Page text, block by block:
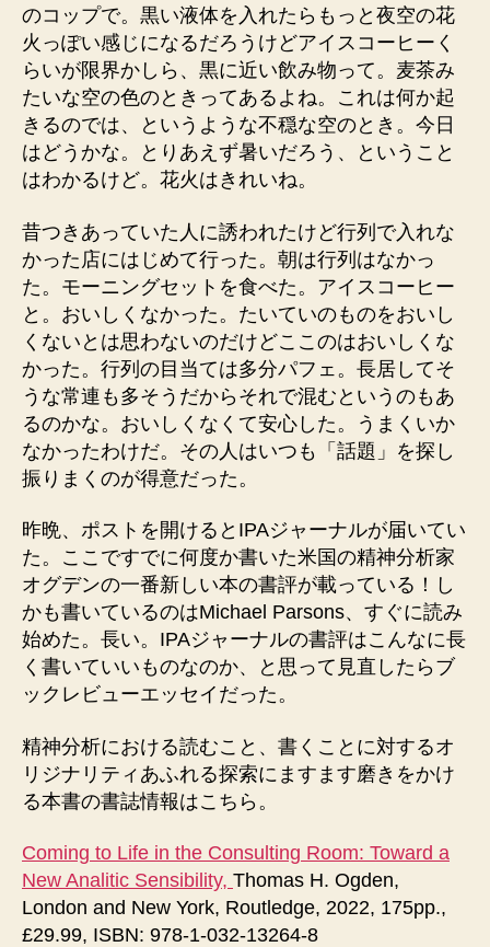
のコップで。黒い液体を入れたらもっと夜空の花
火っぽい感じになるだろうけどアイスコーヒーく
らいが限界かしら、黒に近い飲み物って。麦茶み
たいな空の色のときってあるよね。これは何か起
きるのでは、というような不穏な空のとき。今日
はどうかな。とりあえず暑いだろう、ということ
はわかるけど。花火はきれいね。
昔つきあっていた人に誘われたけど行列で入れな
かった店にはじめて行った。朝は行列はなかっ
た。モーニングセットを食べた。アイスコーヒー
と。おいしくなかった。たいていのものをおいし
くないとは思わないのだけどここのはおいしくな
かった。行列の目当ては多分パフェ。長居してそ
うな常連も多そうだからそれで混むというのもあ
るのかな。おいしくなくて安心した。うまくいか
なかったわけだ。その人はいつも「話題」を探し
振りまくのが得意だった。
昨晩、ポストを開けるとIPAジャーナルが届いてい
た。ここですでに何度か書いた米国の精神分析家
オグデンの一番新しい本の書評が載っている！し
かも書いているのはMichael Parsons、すぐに読み
始めた。長い。IPAジャーナルの書評はこんなに長
く書いていいものなのか、と思って見直したらブ
ックレビューエッセイだった。
精神分析における読むこと、書くことに対するオ
リジナリティあふれる探索にますます磨きをかけ
る本書の書誌情報はこちら。
Coming to Life in the Consulting Room: Toward a
New Analitic Sensibility, Thomas H. Ogden,
London and New York, Routledge, 2022, 175pp.,
£29.99, ISBN: 978-1-032-13264-8